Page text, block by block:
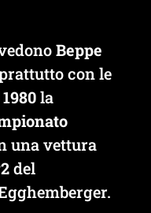
Beppe
con le
1980la
una vettura
del